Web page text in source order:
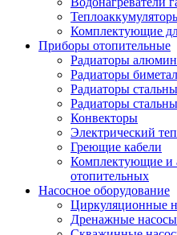
Комплектующие
Приборы отопительные
Радиаторы
Радиаторы
Радиаторы
Радиаторы
Конвекторы
Электрический
Греющие кабели
Комплектующие и
отопительных
Насосное оборудование
Циркуляционные
Дренажные насосы